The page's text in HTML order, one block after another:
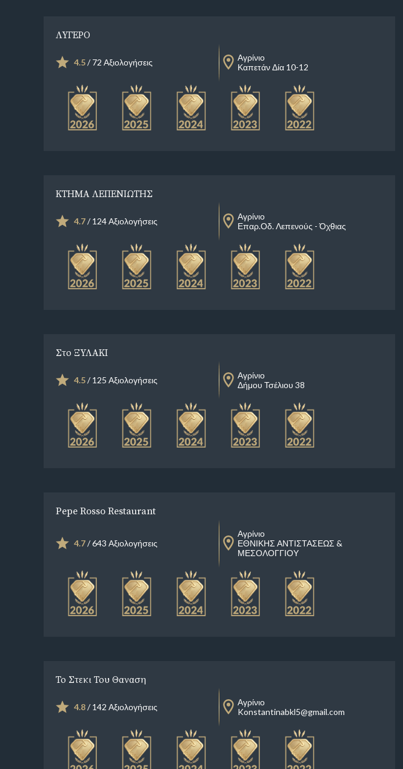
ΛΥΓΕΡΟ
4.5/ 72 Αξιολογήσεις
Αγρίνιο
Καπετάν Δία 10-12
ΚΤΗΜΑ ΛΕΠΕΝΙΩΤΗΣ
4.7/ 124 Αξιολογήσεις
Αγρίνιο
Επαρ.Οδ. Λεπενούς - Όχθιας
Στο ΞΥΛΑΚΙ
4.5/ 125 Αξιολογήσεις
Αγρίνιο
Δήμου Τσέλιου 38
Pepe Rosso Restaurant
4.7/ 643 Αξιολογήσεις
Αγρίνιο
ΕΘΝΙΚΗΣ ΑΝΤΙΣΤΑΣΕΩΣ &
ΜΕΣΟΛΟΓΓΙΟΥ
Το Στεκι Του Θαναση
4.8/ 142 Αξιολογήσεις
Αγρίνιο
Konstantinabkl5@gmail.com